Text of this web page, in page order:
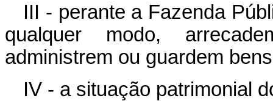
III - perante a Fazenda
qualquer modo,
administrem ou guardem
IV - a situação patrimonial